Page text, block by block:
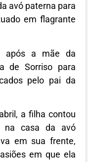
avó paterna para
em flagrante
após a mãe da
de Sorriso para
pelo pai da
a filha contou
na casa da avó
em sua frente,
em que ela